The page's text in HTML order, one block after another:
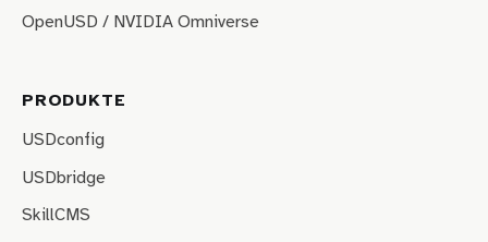
OpenUSD / NVIDIA Omniverse
PRODUKTE
USDconfig
USDbridge
SkillCMS